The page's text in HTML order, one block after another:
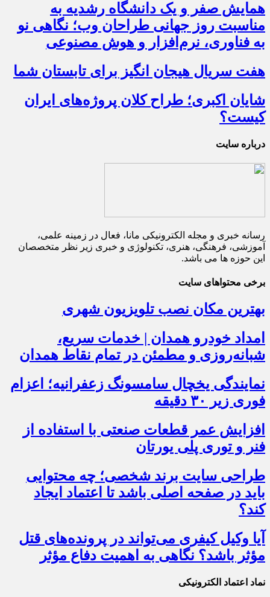
همایش صفر و یک دانشگاه رشدیه به
مناسبت روز جهانی طراحان وب؛ نگاهی نو
به فناوری، نرم‌افزار و هوش مصنوعی
هفت سریال هیجان انگیز برای تابستان شما
شایان اکبری؛ طراح کلان پروژه‌های ایران
کیست؟
درباره سایت
رسانه خبری و مجله الکترونیکی مانا، فعال در زمینه علمی،
آموزشی، فرهنگی، هنری، تکنولوژی و خبری زیر نظر متخصصان
این حوزه ها می باشد.
برخی محتواهای سایت
بهترین مکان نصب تلویزیون شهری
امداد خودرو همدان | خدمات سریع،
شبانه‌روزی و مطمئن در تمام نقاط همدان
نمایندگی یخچال سامسونگ زعفرانیه؛ اعزام
فوری زیر ۳۰ دقیقه
افزایش عمر قطعات صنعتی با استفاده از
فنر و توری پلی یورتان
طراحی سایت برند شخصی؛ چه محتوایی
باید در صفحه اصلی باشد تا اعتماد ایجاد
کند؟
آیا وکیل کیفری می‌تواند در پرونده‌های قتل
مؤثر باشد؟ نگاهی به اهمیت دفاع مؤثر
نماد اعتماد الکترونیکی